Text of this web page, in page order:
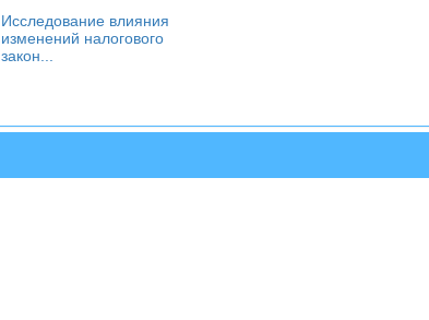
Исследование влияния
изменений налогового
закон...